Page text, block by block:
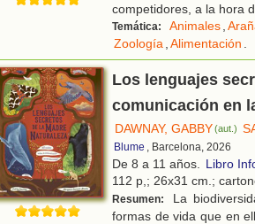
competidores, a la hora
Temática: Animales
Zoología Alimentación
Los lenguajes
comunicación en
DAWNAY, GABBY(aut.)
Blume , Barcelona, 2026
De 8 a 11 años. Libro
112 p,; 26x31 cm.;
Resumen:
La
formas de vida que en